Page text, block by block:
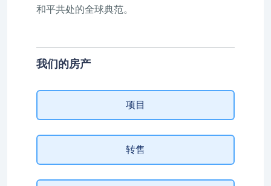
和平共处的全球典范。
我们的房产
项目
转售